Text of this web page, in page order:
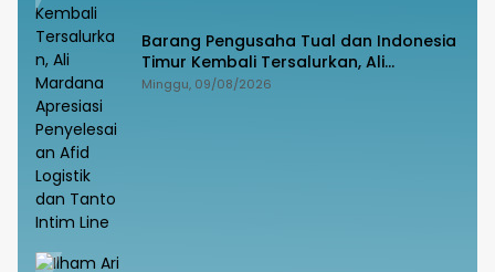
Barang Pengusaha Tual dan Indonesia
Timur Kembali Tersalurkan, Ali
Mardana Apresiasi Penyelesaian Afid
Minggu, 09/08/2026